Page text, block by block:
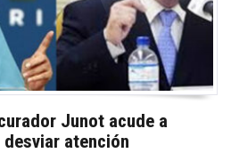
Junot acude a
atención